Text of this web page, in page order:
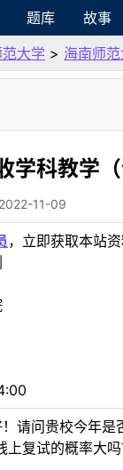
题库 故事
大学 > 海南师
学科教学
11-09
，立即获取本站资
请问贵校今年
复试的概率大吗